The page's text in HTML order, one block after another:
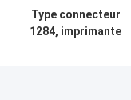
Type connecteur
1284, imprimante